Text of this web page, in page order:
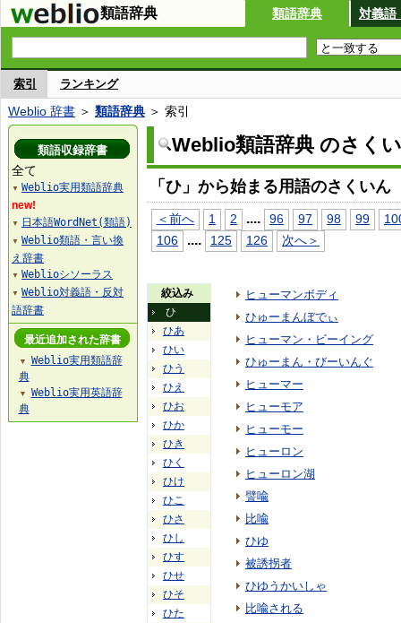
類語辞典 類語辞典 対義語
索引 ランキング
Weblio 辞書 ＞ 類語辞典 ＞ 索引
Weblio類語辞典 のさく
「ひ」から始まる用語のさくいん
＜前へ 1 2 .... 96 97 98 99
106
.... 125 126 次へ＞
絞込み
ひ
ひあ
ひい
ひう
ひえ
ひお
ひか
ひき
ひく
ひけ
ひこ
ひさ
ひし
ひす
ひせ
ひそ
ひた
ヒューマンボディ
ひゅーまんぼでぃ
ヒューマン・ビーイング
ひゅーまん・びーいんぐ
ヒューマー
ヒューモア
ヒューモー
ヒューロン
ヒューロン湖
譬喩
比喩
ひゆ
被誘拐者
ひゆうかいしゃ
比喩される
類語収録辞書
全て
▼ Weblio実用類語辞典
new!
▼ 日本語WordNet(類語)
▼ Weblio類語・言い換
え辞書
▼ Weblioシソーラス
▼ Weblio対義語・反対
語辞書
最近追加された辞書
▼
Weblio実用類語辞
典
▼
Weblio実用英語辞
典